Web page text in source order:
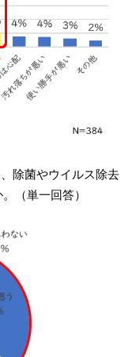
除菌やウイルス除去
（単一回答）